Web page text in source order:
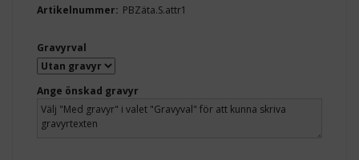
Artikelnummer: PBZäta.S.attr1
Gravyrval
Ange önskad gravyr